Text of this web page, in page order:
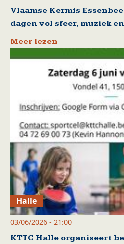
Vlaamse Kermis
dagen vol sfeer, muziek
Meer lezen
Halle
03/06/2026 - 21:00
KTTC Halle organiseert